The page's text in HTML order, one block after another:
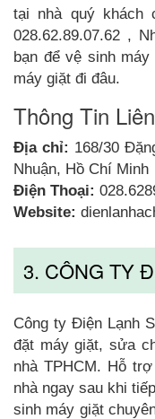
tại nhà quý khách
028.62.89.07.62 ,
bạn để vệ sinh
máy giặt đi đâu.
Thông Tin
Địa chỉ: 168/30
Nhuận, Hồ Chí Minh
Điện Thoại:
Website:
3. CÔNG TY
Công ty Điện Lạnh
đặt máy giặt, sửa
nhà TPHCM. Hỗ
nhà ngay sau khi
sinh máy giặt